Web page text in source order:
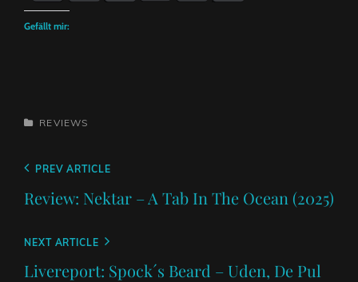
Gefällt mir:
CATEGORIES
REVIEWS
Beitragsnavigation
Previous
PREV ARTICLE
Review: Nektar – A Tab In The Ocean (2025)
Next
Post
NEXT ARTICLE
Livereport: Spock´s Beard – Uden, De Pul